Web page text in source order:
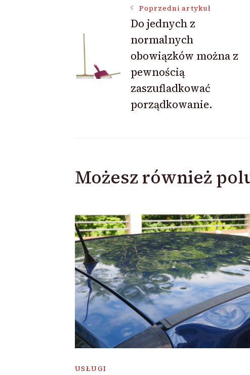
Nawigacja
wpisu
Poprzedni artykuł
Do jednych z
normalnych
obowiązków można z
pewnością
zaszufladkować
porządkowanie.
Możesz również
USŁUGI